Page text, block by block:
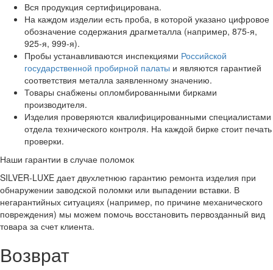
Вся продукция сертифицирована.
На каждом изделии есть проба, в которой указано цифровое
обозначение содержания драгметалла (например, 875-я,
925-я, 999-я).
Пробы устанавливаются инспекциями Российской
государственной пробирной палаты и являются гарантией
соответствия металла заявленному значению.
Товары снабжены опломбированными бирками
производителя.
Изделия проверяются квалифицированными специалистами
отдела технического контроля. На каждой бирке стоит печать
проверки.
Наши гарантии в случае поломок
SILVER-LUXE дает двухлетнюю гарантию ремонта изделия при
обнаружении заводской поломки или выпадении вставки. В
негарантийных ситуациях (например, по причине механического
повреждения) мы можем помочь восстановить первозданный вид
товара за счет клиента.
Возврат